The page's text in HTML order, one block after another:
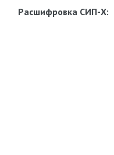
Расшифровка СИП-Х: